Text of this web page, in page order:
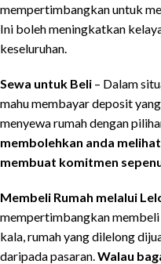
mempertimbangkan untuk
Ini boleh meningkatkan
keseluruhan.
Sewa untuk Beli – Dalam
mahu membayar deposit
menyewa rumah dengan
membolehkan anda
membuat komitmen
Membeli Rumah melalui
mempertimbangkan
kala, rumah yang dilelong
daripada pasaran. Walau